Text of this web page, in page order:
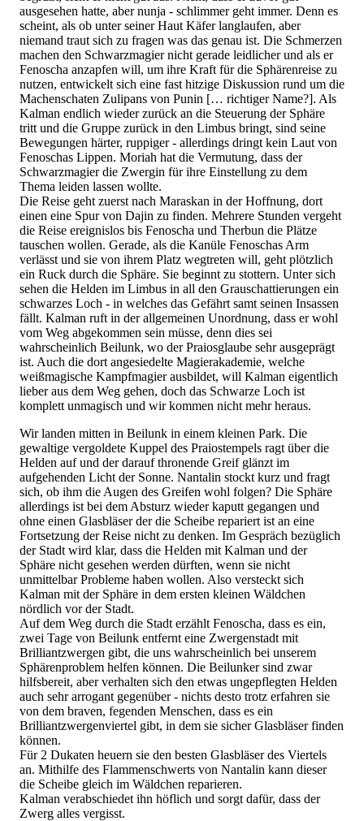
ausgesehen hatte, aber nunja - schlimmer geht immer. Denn es
scheint, als ob unter seiner Haut Käfer langlaufen, aber
niemand traut sich zu fragen was das genau ist. Die Schmerzen
machen den Schwarzmagier nicht gerade leidlicher und als er
Fenoscha anzapfen will, um ihre Kraft für die Sphärenreise zu
nutzen, entwickelt sich eine fast hitzige Diskussion rund um die
Machenschaten Zulipans von Punin [… richtiger Name?]. Als
Kalman endlich wieder zurück an die Steuerung der Sphäre
tritt und die Gruppe zurück in den Limbus bringt, sind seine
Bewegungen härter, ruppiger - allerdings dringt kein Laut von
Fenoschas Lippen. Moriah hat die Vermutung, dass der
Schwarzmagier die Zwergin für ihre Einstellung zu dem
Thema leiden lassen wollte.
Die Reise geht zuerst nach Maraskan in der Hoffnung, dort
einen eine Spur von Dajin zu finden. Mehrere Stunden vergeht
die Reise ereignislos bis Fenoscha und Therbun die Plätze
tauschen wollen. Gerade, als die Kanüle Fenoschas Arm
verlässt und sie von ihrem Platz wegtreten will, geht plötzlich
ein Ruck durch die Sphäre. Sie beginnt zu stottern. Unter sich
sehen die Helden im Limbus in all den Grauschattierungen ein
schwarzes Loch - in welches das Gefährt samt seinen Insassen
fällt. Kalman ruft in der allgemeinen Unordnung, dass er wohl
vom Weg abgekommen sein müsse, denn dies sei
wahrscheinlich Beilunk, wo der Praiosglaube sehr ausgeprägt
ist. Auch die dort angesiedelte Magierakademie, welche
weißmagische Kampfmagier ausbildet, will Kalman eigentlich
lieber aus dem Weg gehen, doch das Schwarze Loch ist
komplett unmagisch und wir kommen nicht mehr heraus.
Wir landen mitten in Beilunk in einem kleinen Park. Die
gewaltige vergoldete Kuppel des Praiostempels ragt über die
Helden auf und der darauf thronende Greif glänzt im
aufgehenden Licht der Sonne. Nantalin stockt kurz und fragt
sich, ob ihm die Augen des Greifen wohl folgen? Die Sphäre
allerdings ist bei dem Absturz wieder kaputt gegangen und
ohne einen Glasbläser der die Scheibe repariert ist an eine
Fortsetzung der Reise nicht zu denken. Im Gespräch bezüglich
der Stadt wird klar, dass die Helden mit Kalman und der
Sphäre nicht gesehen werden dürften, wenn sie nicht
unmittelbar Probleme haben wollen. Also versteckt sich
Kalman mit der Sphäre in dem ersten kleinen Wäldchen
nördlich vor der Stadt.
Auf dem Weg durch die Stadt erzählt Fenoscha, dass es ein,
zwei Tage von Beilunk entfernt eine Zwergenstadt mit
Brilliantzwergen gibt, die uns wahrscheinlich bei unserem
Sphärenproblem helfen können. Die Beilunker sind zwar
hilfsbereit, aber verhalten sich den etwas ungepflegten Helden
auch sehr arrogant gegenüber - nichts desto trotz erfahren sie
von dem braven, fegenden Menschen, dass es ein
Brilliantzwergenviertel gibt, in dem sie sicher Glasbläser finden
können.
Für 2 Dukaten heuern sie den besten Glasbläser des Viertels
an. Mithilfe des Flammenschwerts von Nantalin kann dieser
die Scheibe gleich im Wäldchen reparieren.
Kalman verabschiedet ihn höflich und sorgt dafür, dass der
Zwerg alles vergisst.